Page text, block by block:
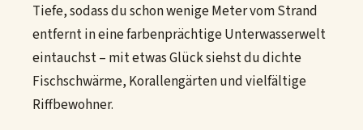
Tiefe, sodass du schon wenige Meter vom Strand
entfernt in eine farbenprächtige Unterwasserwelt
eintauchst – mit etwas Glück siehst du dichte
Fischschwärme, Korallengärten und vielfältige
Riffbewohner.